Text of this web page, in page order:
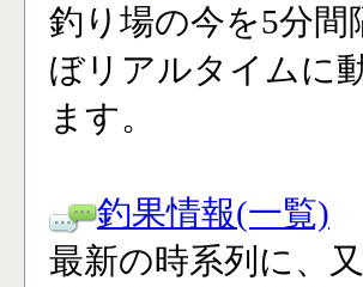
釣り場の今を5分間
ぼリアルタイムに
ます。
釣果情報(一覧)
最新の時系列に、